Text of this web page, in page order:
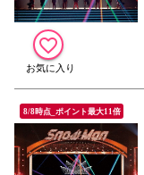
8/8時点_ポイント最大11倍